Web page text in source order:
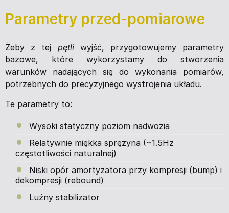
Parametry przed-pomiarowe
Żeby z tej pętli wyjść, przygotowujemy parametry
bazowe, które wykorzystamy do stworzenia
warunków nadających się do wykonania pomiarów,
potrzebnych do precyzyjnego wystrojenia układu.
Te parametry to:
Wysoki statyczny poziom nadwozia
Relatywnie miękka sprężyna (~1.5Hz
częstotliwości naturalnej)
Niski opór amortyzatora przy kompresji (bump) i
dekompresji (rebound)
Luźny stabilizator